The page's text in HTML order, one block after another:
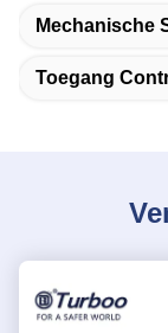
Mechanische
Toegang